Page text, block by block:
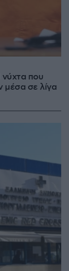
νύχτα που
μέσα σε λίγα